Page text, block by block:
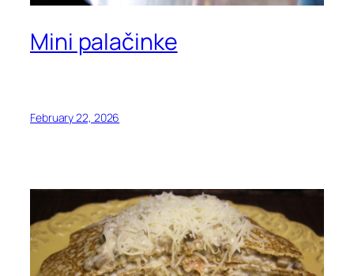
Mini palačinke
February 22, 2026